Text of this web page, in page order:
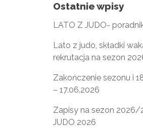
Ostatnie wpisy
LATO Z JUDO-
Lato z judo, składki
rekrutacja na sezon
Zakończenie sezonu i
– 17.06.2026
Zapisy na sezon 2026/
JUDO 2026